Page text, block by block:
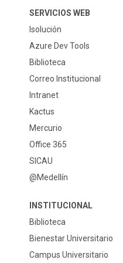
SERVICIOS WEB
Isolución
Azure Dev Tools
Biblioteca
Correo Institucional
Intranet
Kactus
Mercurio
Office 365
SICAU
@Medellín
INSTITUCIONAL
Biblioteca
Bienestar Universitario
Campus Universitario